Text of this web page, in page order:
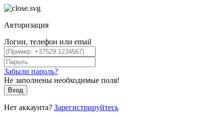
Авторизация
Логин, телефон или email
Забыли пароль?
Не заполнены необходимые поля!
Вход
Нет аккаунта? Зарегистрируйтесь